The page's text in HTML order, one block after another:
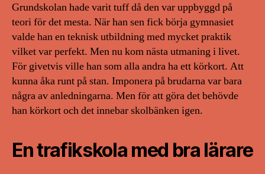
Grundskolan hade varit tuff då den var uppbyggd på
teori för det mesta. När han sen fick börja gymnasiet
valde han en teknisk utbildning med mycket praktik
vilket var perfekt. Men nu kom nästa utmaning i livet.
För givetvis ville han som alla andra ha ett körkort. Att
kunna åka runt på stan. Imponera på brudarna var bara
några av anledningarna. Men för att göra det behövde
han körkort och det innebar skolbänken igen.
En trafikskola med bra lärare